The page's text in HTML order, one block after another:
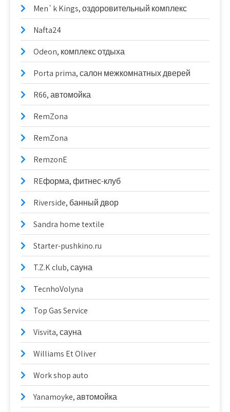
Men`k Kings, оздоровительный комплекс
Nafta24
Odeon, комплекс отдыха
Porta prima, салон межкомнатных дверей
R66, автомойка
RemZona
RemZona
RemzonE
REформа, фитнес-клуб
Riverside, банный двор
Sandra home textile
Starter-pushkino.ru
T.Z.K club, сауна
TecnhoVolyna
Top Gas Service
Visvita, сауна
Williams Et Oliver
Work shop auto
Yanamoyke, автомойка